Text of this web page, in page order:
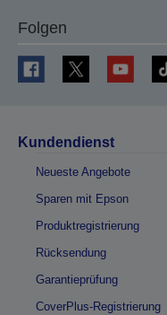
Folgen
Kundendienst
Neueste Angebote
Sparen mit Epson
Produktregistrierung
Rücksendung
Garantieprüfung
CoverPlus-Registrierung